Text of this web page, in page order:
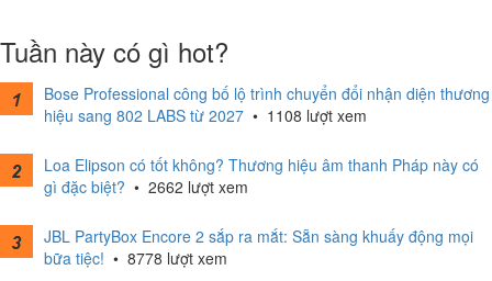
Tuần này có gì hot?
Bose Professional công bố lộ trình chuyển đổi nhận diện thương
hiệu sang 802 LABS từ 2027 • 1108 lượt xem
Loa Elipson có tốt không? Thương hiệu âm thanh Pháp này có
gì đặc biệt? • 2662 lượt xem
JBL PartyBox Encore 2 sắp ra mắt: Sẵn sàng khuấy động mọi
bữa tiệc! • 8778 lượt xem